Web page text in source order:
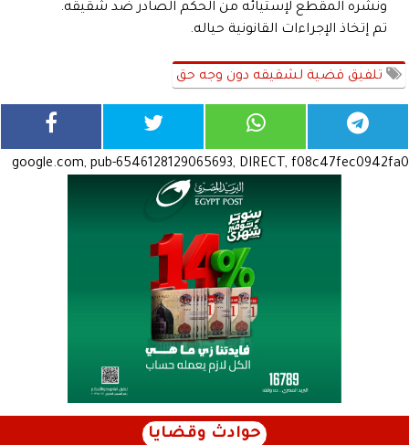
ونشره المقطع لإستيائه من الحكم الصادر ضد شقيقه.
تم إتخاذ الإجراءات القانونية حياله.
تلفيق قضية لشقيقه دون وجه حق
google.com, pub-6546128129065693, DIRECT, f08c47fec0942fa0
حوادث وقضايا